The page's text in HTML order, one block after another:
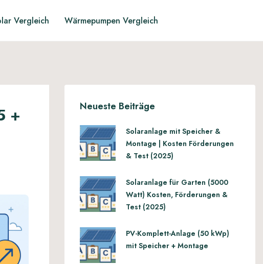
Vergleich Wärmepumpen Vergleich
+
Neueste Beiträge
Solaranlage mit Speicher &
Montage | Kosten Förderungen
& Test (2025)
Solaranlage für Garten (5000
Watt) Kosten, Förderungen &
Test (2025)
PV-Komplett-Anlage (50 kWp)
mit Speicher + Montage